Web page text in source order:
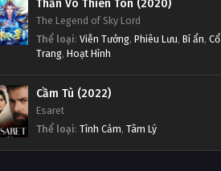
Thần Võ Thiên Tôn (2020)
The Legend of Sky Lord
Thể loại: Viễn Tưởng, Phiêu Lưu, Bí ẩn, Cổ
Trang, Hoạt Hình
Cầm Tù (2022)
Esaret
Thể loại: Tình Cảm, Tâm Lý